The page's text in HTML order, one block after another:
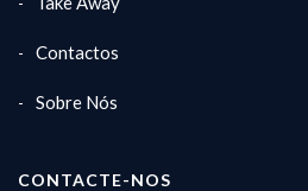
Contactos
Sobre Nós
CONTACTE-NOS